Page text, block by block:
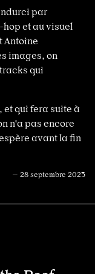
par
et au visuel
Antoine
images, on
qui
et qui fera suite à
n'a pas encore
avant la fin
— 28 septembre 2023